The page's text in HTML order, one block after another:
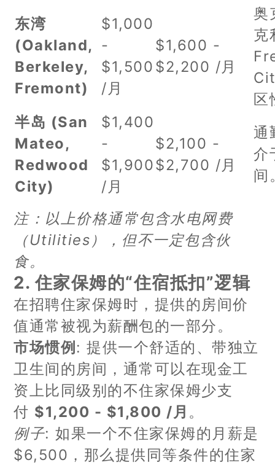
东湾
(Oakland,
Berkeley,
Fremont)
$1,000
-
$1,500
/月
$1,600 -
$2,200 /月
奥
克
区
半岛 (San
Mateo,
Redwood
City)
$1,400
-
$1,900
/月
$2,100 -
$2,700 /月
通
介
间
注：以上价格通常包含水电网费
（Utilities），但不一定包含伙
食。
2. 住家保姆的“住宿抵扣”逻辑
在招聘住家保姆时，提供的房间价
值通常被视为薪酬包的一部分。
市场惯例 : 提供一个舒适的、带独立
卫生间的房间，通常可以在现金工
资上比同级别的不住家保姆少支
付 $1,200 - $1,800 /月 。
例子: 如果一个不住家保姆的月薪是
$6,500，那么提供同等条件的住家